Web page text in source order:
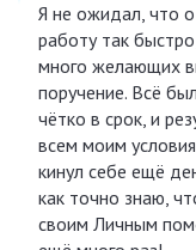
Я не ожидал, что
работу так
много желающих
поручение. Всё
чётко в срок, и
всем моим
кинул себе ещё
как точно знаю,
своим Личным